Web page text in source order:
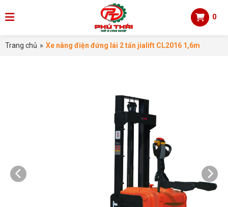
0
Trang chủ » Xe nâng điện đứng lái 2 tấn jialift CL2016 1,6m